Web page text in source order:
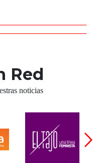
Red
noticias